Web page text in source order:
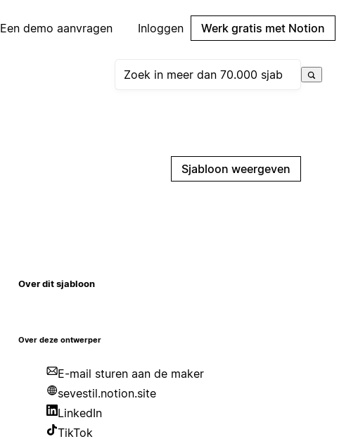
Een demo aanvragen Inloggen Werk gratis met Notion
Sjabloon weergeven
Over dit sjabloon
Over deze ontwerper
E-mail sturen aan de maker
sevestil.notion.site
LinkedIn
TikTok